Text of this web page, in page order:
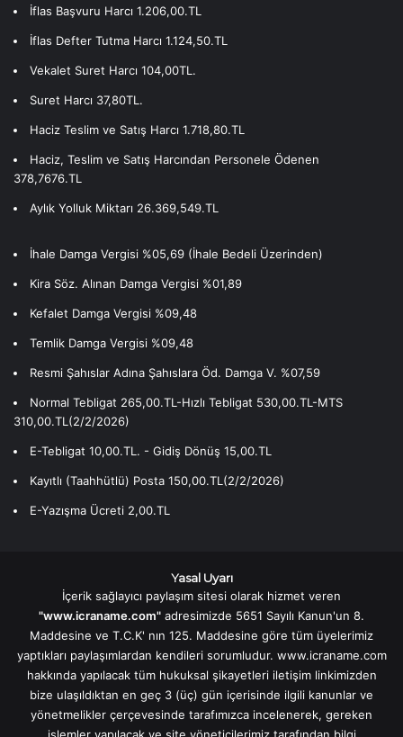
İflas Başvuru Harcı 1.206,00.TL
İflas Defter Tutma Harcı 1.124,50.TL
Vekalet Suret Harcı 104,00TL.
Suret Harcı 37,80TL.
Haciz Teslim ve Satış Harcı 1.718,80.TL
Haciz, Teslim ve Satış Harcından Personele Ödenen
378,7676.TL
Aylık Yolluk Miktarı 26.369,549.TL
İhale Damga Vergisi %05,69 (İhale Bedeli Üzerinden)
Kira Söz. Alınan Damga Vergisi %01,89
Kefalet Damga Vergisi %09,48
Temlik Damga Vergisi %09,48
Resmi Şahıslar Adına Şahıslara Öd. Damga V. %07,59
Normal Tebligat 265,00.TL-Hızlı Tebligat 530,00.TL-MTS
310,00.TL(2/2/2026)
E-Tebligat 10,00.TL. - Gidiş Dönüş 15,00.TL
Kayıtlı (Taahhütlü) Posta 150,00.TL(2/2/2026)
E-Yazışma Ücreti 2,00.TL
Yasal Uyarı
İçerik sağlayıcı paylaşım sitesi olarak hizmet veren
"www.icraname.com" adresimizde 5651 Sayılı Kanun'un 8.
Maddesine ve T.C.K' nın 125. Maddesine göre tüm üyelerimiz
yaptıkları paylaşımlardan kendileri sorumludur. www.icraname.com
hakkında yapılacak tüm hukuksal şikayetleri iletişim linkimizden
bize ulaşıldıktan en geç 3 (üç) gün içerisinde ilgili kanunlar ve
yönetmelikler çerçevesinde tarafımızca incelenerek, gereken